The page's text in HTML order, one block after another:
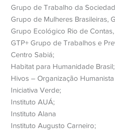
Grupo de Trabalho da
Grupo de Mulheres Brasileiras,
Grupo Ecológico Rio de Contas,
GTP+ Grupo de Trabalhos e
Centro Sabiá;
Habitat para Humanidade Brasil;
Hivos – Organização
Iniciativa Verde;
Instituto AUÁ;
Instituto Alana
Instituto Augusto Carneiro;